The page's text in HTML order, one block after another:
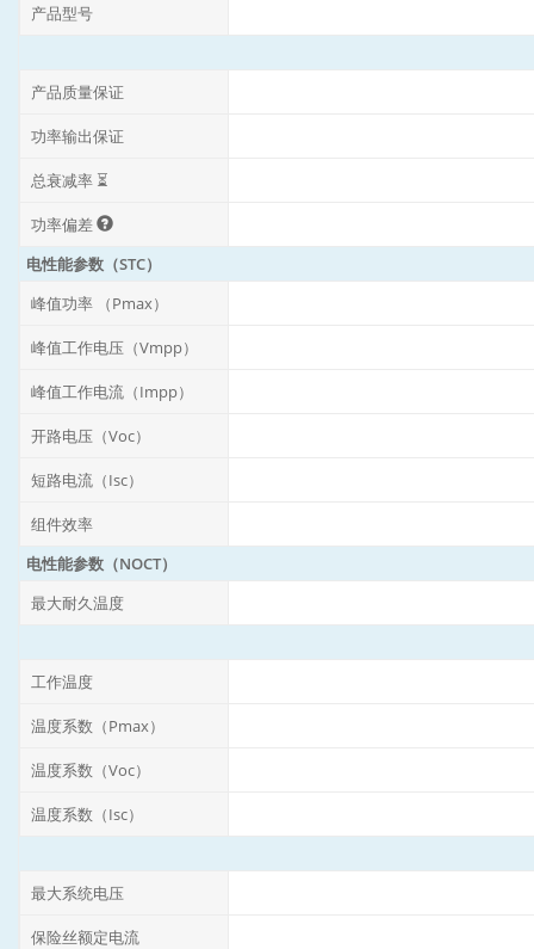
产品型号
产品质量保证
功率输出保证
总衰减率 ⏳
功率偏差
电性能参数（STC）
峰值功率 （Pmax）
峰值工作电压（Vmpp）
峰值工作电流（Impp）
开路电压（Voc）
短路电流（Isc）
组件效率
电性能参数（NOCT）
最大耐久温度
工作温度
温度系数（Pmax）
温度系数（Voc）
温度系数（Isc）
最大系统电压
保险丝额定电流